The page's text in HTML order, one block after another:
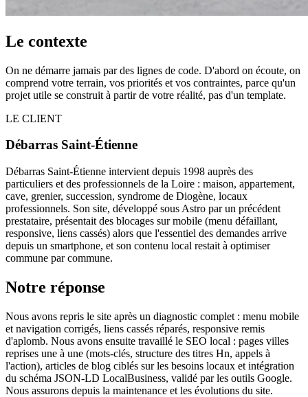
Le contexte
On ne démarre jamais par des lignes de code. D'abord on écoute, on
comprend votre terrain, vos priorités et vos contraintes, parce qu'un
projet utile se construit à partir de votre réalité, pas d'un template.
LE CLIENT
Débarras Saint-Étienne
Débarras Saint-Étienne intervient depuis 1998 auprès des
particuliers et des professionnels de la Loire : maison, appartement,
cave, grenier, succession, syndrome de Diogène, locaux
professionnels. Son site, développé sous Astro par un précédent
prestataire, présentait des blocages sur mobile (menu défaillant,
responsive, liens cassés) alors que l'essentiel des demandes arrive
depuis un smartphone, et son contenu local restait à optimiser
commune par commune.
Notre réponse
Nous avons repris le site après un diagnostic complet : menu mobile
et navigation corrigés, liens cassés réparés, responsive remis
d'aplomb. Nous avons ensuite travaillé le SEO local : pages villes
reprises une à une (mots-clés, structure des titres Hn, appels à
l'action), articles de blog ciblés sur les besoins locaux et intégration
du schéma JSON-LD LocalBusiness, validé par les outils Google.
Nous assurons depuis la maintenance et les évolutions du site.